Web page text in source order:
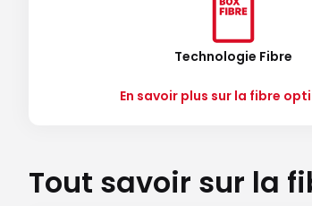
Technologie Fibre
En savoir plus sur la fibre
Tout savoir sur la